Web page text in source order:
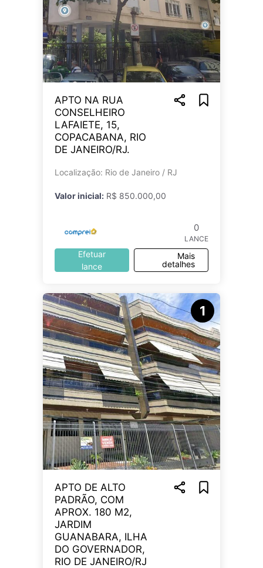
APTO NA RUA
CONSELHEIRO
LAFAIETE, 15,
COPACABANA, RIO
DE JANEIRO/RJ.
Localização: Rio de Janeiro / RJ
Valor inicial: R$ 850.000,00
0
LANCE
Efetuar
lance
Mais
detalhes
1
APTO DE ALTO
PADRÃO, COM
APROX. 180 M2,
JARDIM
GUANABARA, ILHA
DO GOVERNADOR,
RIO DE JANEIRO/RJ